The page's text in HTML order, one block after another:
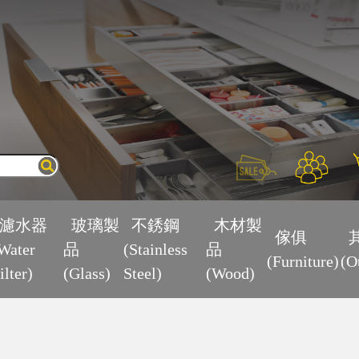
×
濾水器
玻璃製
品
(Glass)
不銹鋼
(Stainless
Steel)
木材製
品
(Wood)
傢俱
(Furniture)